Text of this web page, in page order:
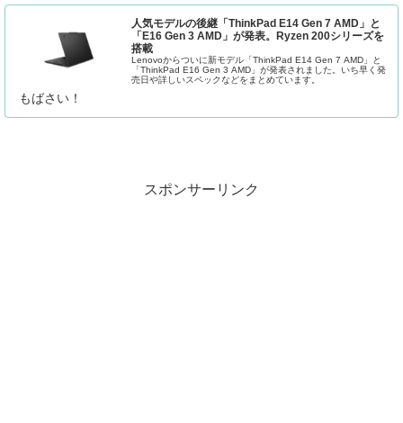
人気モデルの後継「ThinkPad E14 Gen 7 AMD」と
「E16 Gen 3 AMD」が発表。Ryzen 200シリーズを
搭載
Lenovoからついに新モデル「ThinkPad E14 Gen 7 AMD」と
「ThinkPad E16 Gen 3 AMD」が発表されました。いち早く発
売日や詳しいスペックなどをまとめています。
もばさい！
スポンサーリンク